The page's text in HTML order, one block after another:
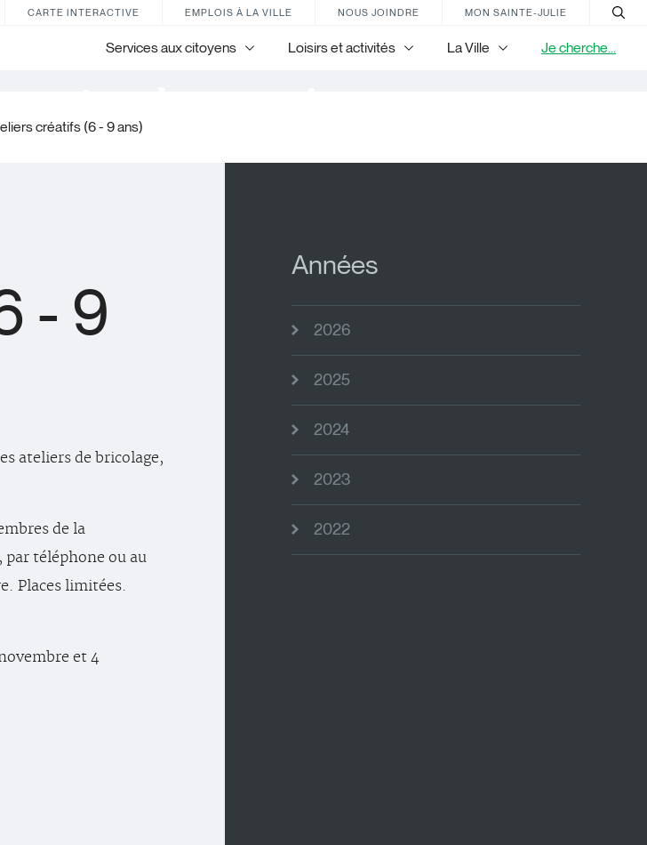
CARTE INTERACTIVE EMPLOIS À LA VILLE NOUS JOINDRE MON SAINTE-JULIE
Services aux citoyens Loisirs et activités La Ville Je cherche...
à venir
créatifs (6 - 9 ans)
- 9
ateliers de bricolage,
de la
téléphone ou au
Places limitées.
et 4
Années
2026
2025
2024
2023
2022